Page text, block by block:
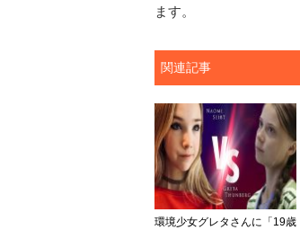
ます。
関連記事
環境少女グレタさんに「19歳